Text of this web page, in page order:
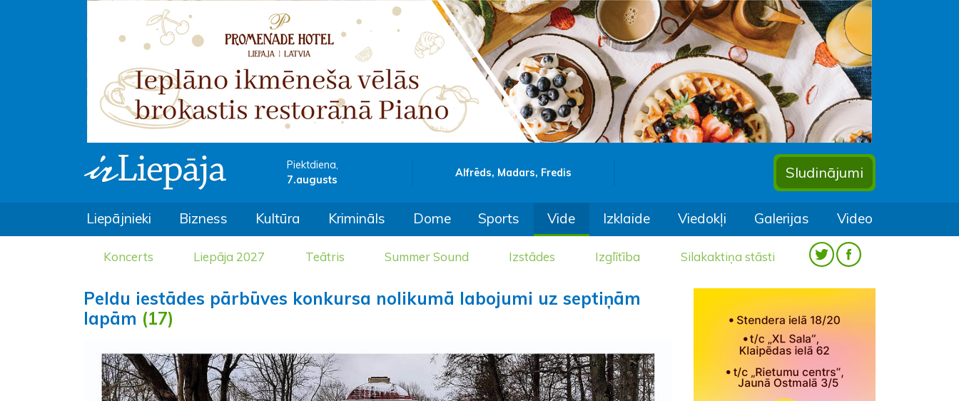
Piektdiena,
7.augusts
Alfrēds, Madars, Fredis Sludinājumi
Liepājnieki Bizness Kultūra Krimināls Dome Sports Vide Izklaide Viedokļi Galerijas Video
Koncerts Liepāja 2027 Teātris Summer Sound Izstādes Izglītība Silakaktiņa stāsti
Peldu iestādes pārbūves konkursa nolikumā labojumi uz septiņām
lapām (17)